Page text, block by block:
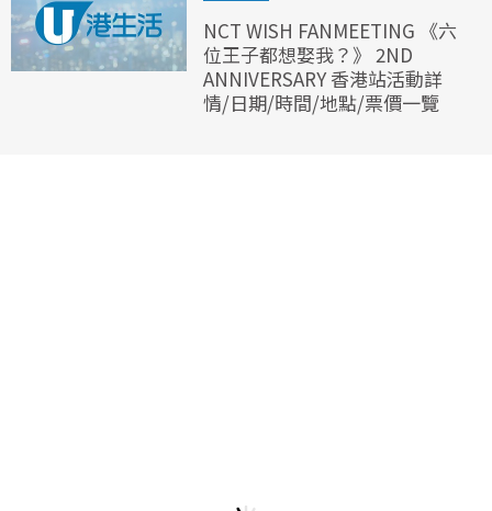
NCT WISH FANMEETING 《六
位王子都想娶我？》 2ND
ANNIVERSARY 香港站活動詳
情/日期/時間/地點/票價一覽